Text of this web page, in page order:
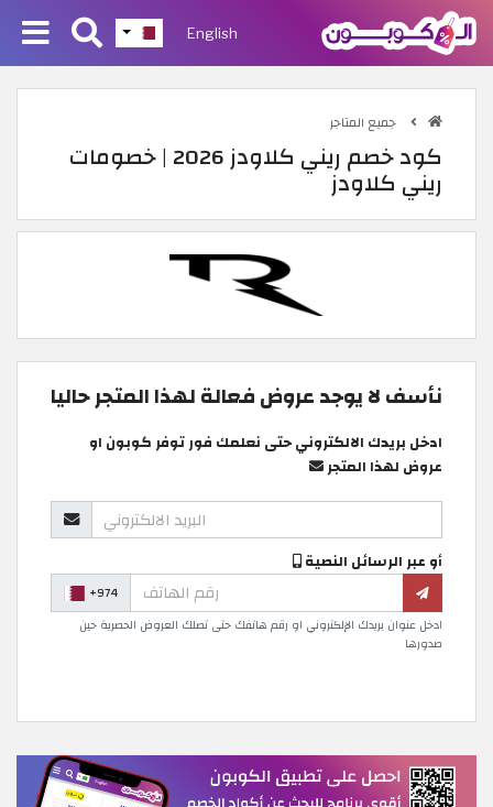
English
جميع المتاجر
كود خصم ريني كلاودز 2026 | خصومات
ريني كلاودز
نأسف لا يوجد عروض فعالة لهذا المتجر حاليا
ادخل بريدك الالكتروني حتى نعلمك فور توفر كوبون او
عروض لهذا المتجر
أو عبر الرسائل النصية
+974
ادخل عنوان بريدك الإلكتروني او رقم هاتفك حتى تصلك العروض الحصرية حين
صدورها